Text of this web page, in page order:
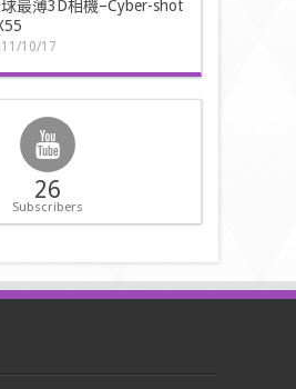
最薄3D相機–Cyber-shot
10/17
26
Subscribers